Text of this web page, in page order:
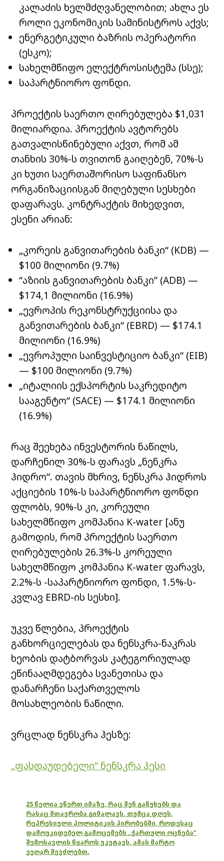
კალაძის ხელმძღვანელობით; ახლა ეს
როლი ეკონომიკის სამინისტროს აქვს;
ენერგეტიკული ბაზრის ოპერატორი
(ესკო);
სახელმწიფო ელექტროსისტემა (სსე);
საპარტნიორო ფონდი.
პროექტის საერთო ღირებულება $1,031
მილიარდია. პროექტის ავტორებს
გათვალისწინებული აქვთ, რომ ამ
თანხის 30%-ს თვითონ გაიღებენ, 70%-ს
კი ხუთი საერთაშორისო საფინანსო
ორგანიზაციისგან მიღებული სესხები
დაფარავს. კონტრაქტის მიხედვით,
ესენი არიან:
„კორეის განვითარების ბანკი“ (KDB) —
$100 მილიონი (9.7%)
“აზიის განვითარების ბანკი” (ADB) —
$174,1 მილიონი (16.9%)
„ევროპის რეკონსტრუქციისა და
განვითარების ბანკი“ (EBRD) — $174.1
მილიონი (16.9%)
„ევროპული საინვესტიციო ბანკი“ (EIB)
— $100 მილიონი (9.7%)
„იტალიის ექსპორტის საკრედიტო
სააგენტო“ (SACE) — $174.1 მილიონი
(16.9%)
რაც შეეხება ინვესტორის ნაწილს,
დარჩენილ 30%-ს ფარავს „ნენკრა
ჰიდრო“. თავის მხრივ, ნენსკრა ჰიდროს
აქციების 10%-ს საპარტნიორო ფონდი
ფლობს, 90%-ს კი, კორეული
სახელმწიფო კომპანია K-water [ანუ
გამოდის, რომ პროექტის საერთო
ღირებულების 26.3%-ს კორეული
სახელმწიფო კომპანია K-water ფარავს,
2.2%-ს -საპარტნიორო ფონდი, 1.5%-ს-
კვლავ EBRD-ის სესხი].
უკვე წლებია, პროექტის
განხორციელებას და ნენსკრა-ნაკრას
ხეობის დატბორვას კატეგორიულად
ეწინააღმდეგება სვანეთისა და
დანარჩენი საქართველოს
მოსახლეობის ნაწილი.
ვრცლად ნენსკრა ჰესზე:
„ფასდაუდებელი“ ნენსკრა ჰესი
25 წელია ვწერთ იმაზე, რაც შენ გაწუხებს და
რასაც მთავრობა გიმალავს, თუმცა დღეს,
რეპრესიული პოლიტიკის პირობებში, როდესაც
დამოუკიდებელ გამოცემებს „ქართული ოცნება“
შემოსავლის წყაროს უკეტავს, ამას მარტო
ვეღარ შევძლებთ.